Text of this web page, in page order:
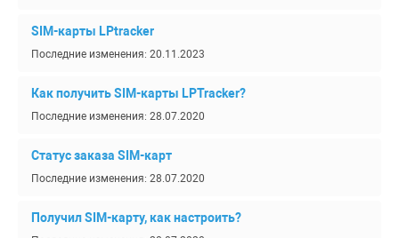
SIM-карты LPtracker
Последние изменения: 20.11.2023
Как получить SIM-карты LPTracker?
Последние изменения: 28.07.2020
Статус заказа SIM-карт
Последние изменения: 28.07.2020
Получил SIM-карту, как настроить?